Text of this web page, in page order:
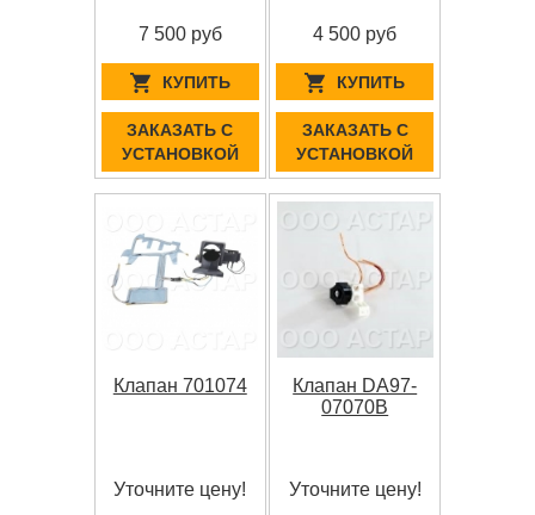
7 500 руб
КУПИТЬ
ЗАКАЗАТЬ С
УСТАНОВКОЙ
4 500 руб
КУПИТЬ
ЗАКАЗАТЬ С
УСТАНОВКОЙ
Клапан 701074
Уточните цену!
Клапан DA97-
07070B
Уточните цену!